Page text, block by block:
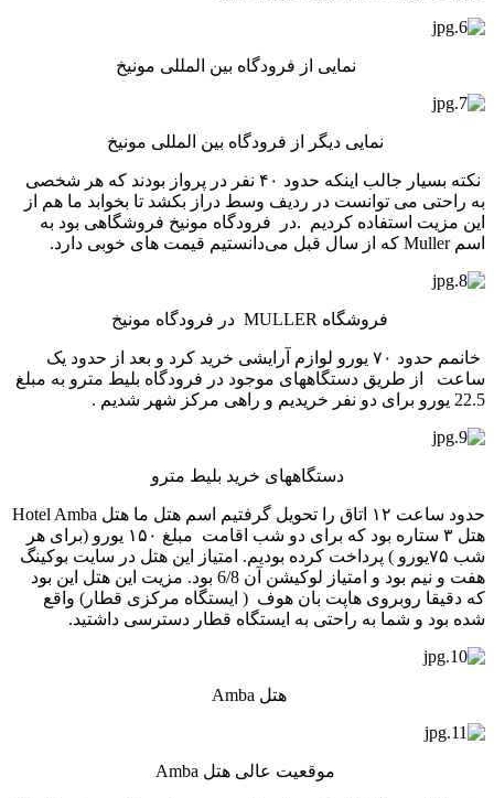
نمایی از فرودگاه بین المللی مونیخ
نمایی دیگر از فرودگاه بین المللی مونیخ
نکته بسیار جالب اینکه حدود ۴۰ نفر در پرواز بودند که هر شخصی
به راحتی می توانست در ردیف وسط دراز بکشد تا بخوابد ما هم از
این مزیت استفاده کردیم .در فرودگاه مونیخ فروشگاهی بود به
اسم Muller که از سال قبل می‌دانستیم قیمت های خوبی دارد.
فروشگاه MULLER در فرودگاه مونیخ
خانمم حدود ۷۰ یورو لوازم آرایشی خرید کرد و بعد از حدود یک
ساعت از طریق دستگاههای موجود در فرودگاه بلیط مترو به مبلغ
22.5 یورو برای دو نفر خریدیم و راهی مرکز شهر شدیم .
دستگاههای خرید بلیط مترو
حدود ساعت ۱۲ اتاق را تحویل گرفتیم اسم هتل ما هتل Hotel Amba
هتل ۳ ستاره بود که برای دو شب اقامت مبلغ ۱۵۰ یورو (برای هر
شب ۷۵یورو ) پرداخت کرده بودیم. امتیاز این هتل در سایت بوکینگ
هفت و نیم بود و امتیاز لوکیشن آن 6/8 بود. مزیت این هتل این بود
که دقیقا روبروی هاپت بان هوف ( ایستگاه مرکزی قطار) واقع
شده بود و شما به راحتی به ایستگاه قطار دسترسی داشتید.
هتل Amba
موقعیت عالی هتل Amba